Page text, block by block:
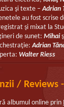
şi texte –Adrian
au fost scrise
şi mixat la
de sunet:Mihai
Adrian
Walter Riess
/ Reviews
albumul online prin